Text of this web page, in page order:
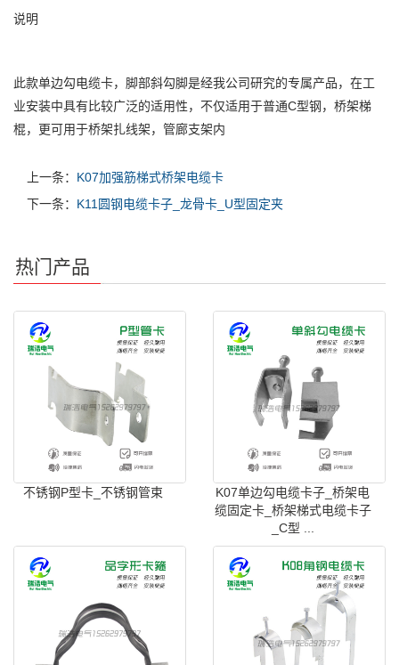
说明
此款单边勾电缆卡，脚部斜勾脚是经我公司研究的专属产品，在工
业安装中具有比较广泛的适用性，不仅适用于普通C型钢，桥架梯
棍，更可用于桥架扎线架，管廊支架内
上一条： K07加强筋梯式桥架电缆卡
下一条： K11圆钢电缆卡子_龙骨卡_U型固定夹
热门产品
不锈钢P型卡_不锈钢管束
K07单边勾电缆卡子_桥架电
缆固定卡_桥架梯式电缆卡子
_C型 ...